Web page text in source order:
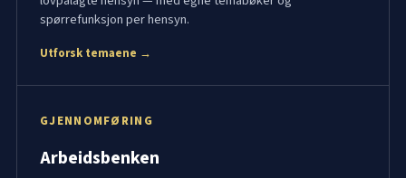
spørrefunksjon per hensyn.
Utforsk temaene →
GJENNOMFØRING
Arbeidsbenken